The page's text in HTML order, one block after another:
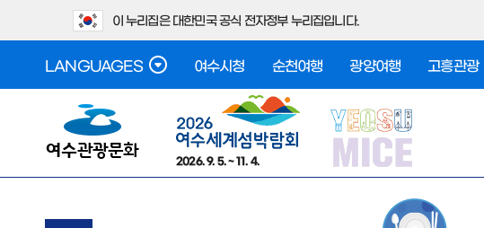
이 누리집은 대한민국 공식 전자정부 누리집입니다.
LANGUAGES 여수시청 순천여행 광양여행 고흥관광
2026. 9. 5. ~ 11. 4.